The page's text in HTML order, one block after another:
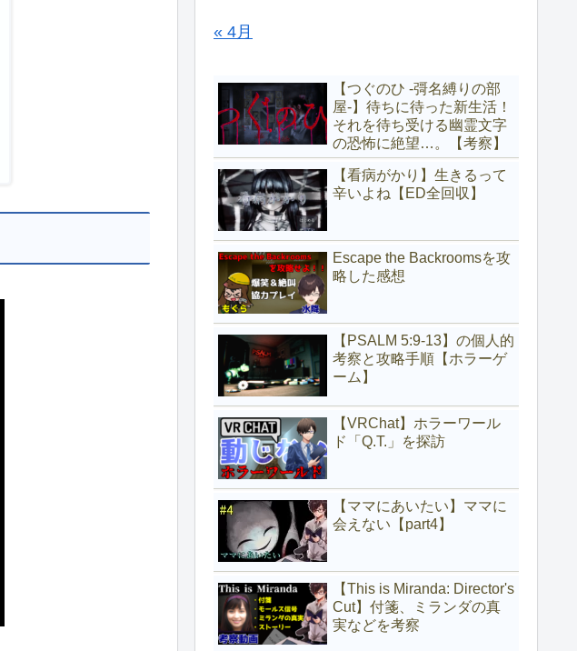
« 4月
【つぐのひ -彁名縛りの部
屋-】待ちに待った新生活！
それを待ち受ける幽霊文字
の恐怖に絶望…。【考察】
【看病がかり】生きるって
辛いよね【ED全回収】
Escape the Backroomsを攻
略した感想
【PSALM 5:9-13】の個人的
考察と攻略手順【ホラーゲ
ーム】
【VRChat】ホラーワール
ド「Q.T.」を探訪
【ママにあいたい】ママに
会えない【part4】
【This is Miranda: Director's
Cut】付箋、ミランダの真
実などを考察